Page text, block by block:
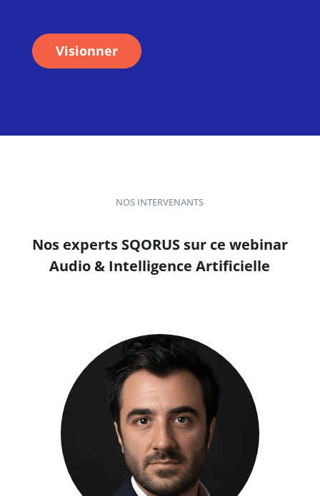
Visionner
NOS INTERVENANTS
Nos experts SQORUS sur ce webinar
Audio & Intelligence Artificielle